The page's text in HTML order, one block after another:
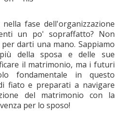
fase dell'organizzazione
un po' sopraffatto? Non
darti una mano. Sappiamo
della sposa e delle sue
il matrimonio, ma i futuri
fondamentale in questo
fiato e preparati a navigare
del matrimonio con la
per lo sposo!